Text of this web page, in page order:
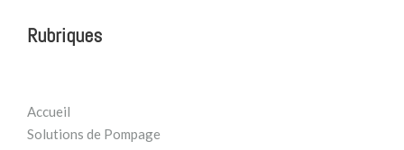
Rubriques
Accueil
Solutions de Pompage